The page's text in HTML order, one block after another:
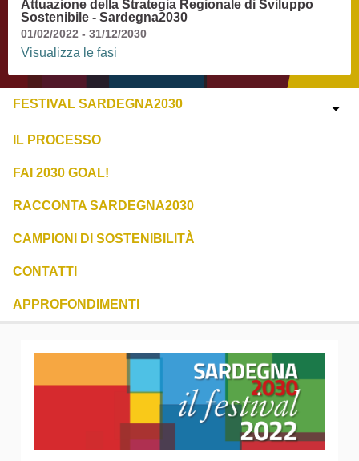
Attuazione della Strategia Regionale di Sviluppo
Sostenibile - Sardegna2030
01/02/2022 - 31/12/2030
Visualizza le fasi
FESTIVAL SARDEGNA2030
IL PROCESSO
FAI 2030 GOAL!
RACCONTA SARDEGNA2030
CAMPIONI DI SOSTENIBILITÀ
CONTATTI
APPROFONDIMENTI